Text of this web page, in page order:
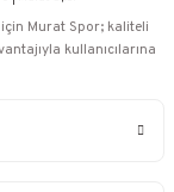
Murat Spor; kaliteli
kullanıcılarına